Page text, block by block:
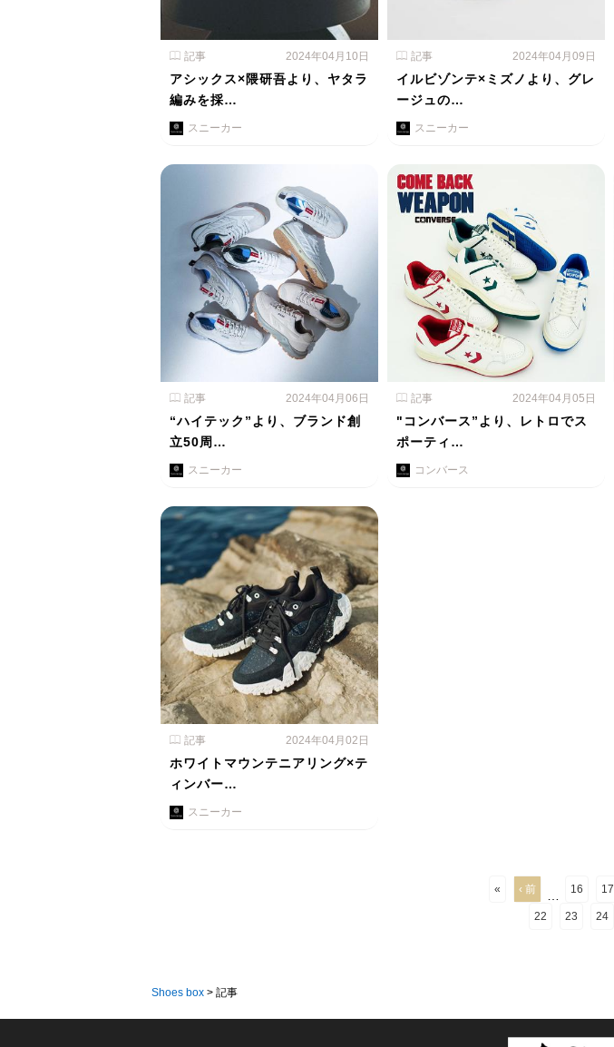
記事 2024年04月10日
アシックス×隈研吾より、ヤタラ
編みを採…
スニーカー
記事 2024年04月09日
イルビゾンテ×ミズノより、グレ
ージュの…
スニーカー
記事 2024年04月06日
“ハイテック”より、ブランド創
立50周…
スニーカー
記事 2024年04月05日
"コンバース”より、レトロでス
ポーティ…
コンバース
記事 2024年04月02日
ホワイトマウンテニアリング×テ
ィンバー…
スニーカー
« ‹ 前 16 17
22 23 24
Shoes box > 記事